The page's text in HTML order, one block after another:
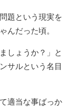
題という現実を
んだった頃。
しょうか？」と
サルという名目
適当な事ばっか